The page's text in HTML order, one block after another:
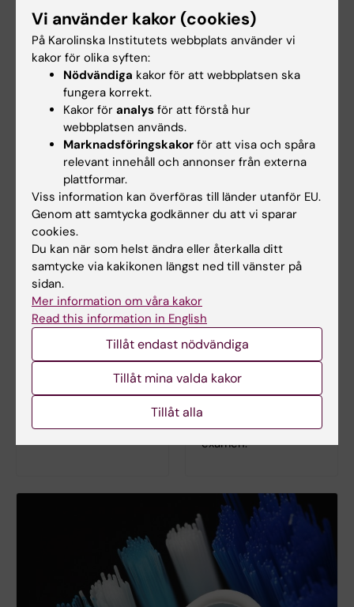
Helen Lindkvist-Katz
Studievägledare
Telefon:
+46852488104
E-post:
helen.lindkvistkatz@ki.se
Lärplattformen
Canvas
Logga in i Canvas
Lär dig använda
Canvas i Canvas
Student på KI
Här hittar du
information om
sådant som rör dina
studier och
studentlivet på KI -
från studiestart till
examen.
Vi använder kakor (cookies)
På Karolinska Institutets webbplats använder vi
kakor för olika syften:
Nödvändiga kakor för att webbplatsen ska
fungera korrekt.
Kakor för analys för att förstå hur
webbplatsen används.
Marknadsföringskakor för att visa och spåra
relevant innehåll och annonser från externa
plattformar.
Viss information kan överföras till länder utanför EU.
Genom att samtycka godkänner du att vi sparar
cookies.
Du kan när som helst ändra eller återkalla ditt
samtycke via kakikonen längst ned till vänster på
sidan.
Mer information om våra kakor
Read this information in English
Tillåt endast nödvändiga
Tillåt mina valda kakor
Tillåt alla